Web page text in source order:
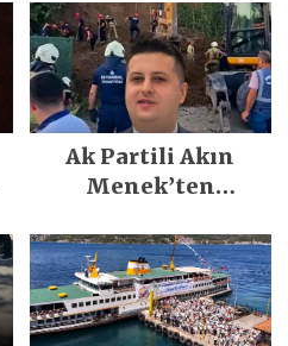
Emeğiyle Son
Yılların En Büyük
Festivali
Gerçekleşti
Ak Partili Akın
Menek’ten
heyelan sonrası
kritik uyarı